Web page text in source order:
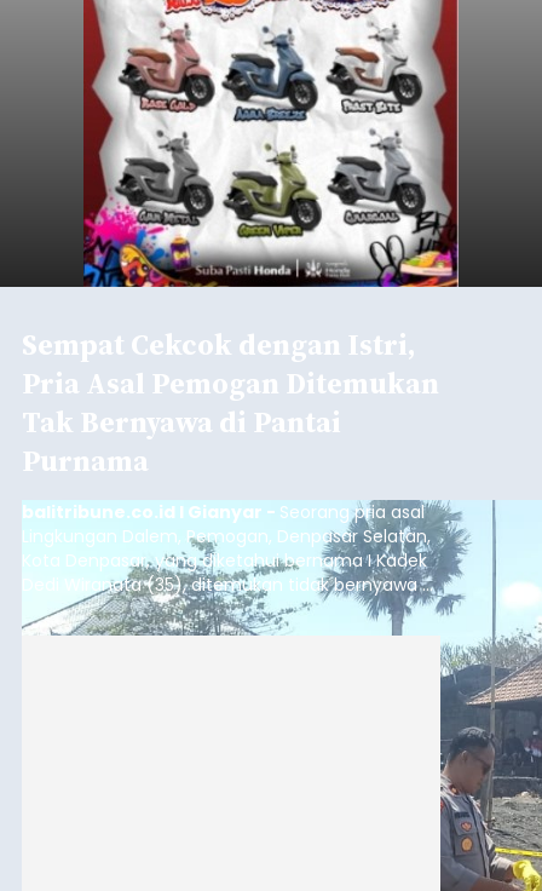
Sempat Cekcok dengan Istri,
Pria Asal Pemogan Ditemukan
Tak Bernyawa di Pantai
Purnama
balitribune.co.id I Gianyar - Seorang pria asal
Lingkungan Dalem, Pemogan, Denpasar Selatan,
Kota Denpasar, yang diketahui bernama I Kadek
Dedi Wiranata (35), ditemukan tidak bernyawa di
pesisir Pantai Purnama, Sukawati.